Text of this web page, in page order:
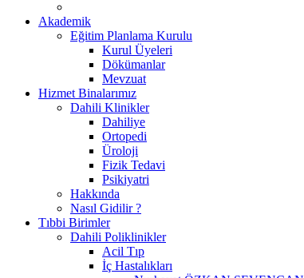
Akademik
Eğitim Planlama Kurulu
Kurul Üyeleri
Dökümanlar
Mevzuat
Hizmet Binalarımız
Dahili Klinikler
Dahiliye
Ortopedi
Üroloji
Fizik Tedavi
Psikiyatri
Hakkında
Nasıl Gidilir ?
Tıbbi Birimler
Dahili Poliklinikler
Acil Tıp
İç Hastalıkları